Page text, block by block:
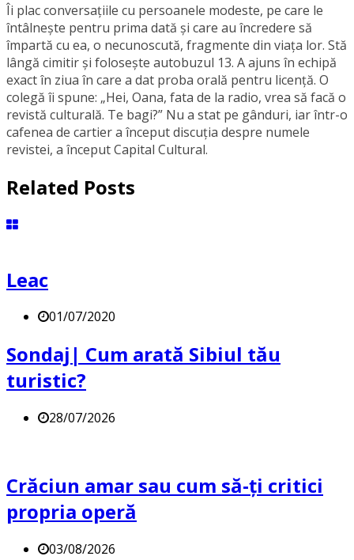
Îi plac conversaţiile cu persoanele modeste, pe care le
întâlneşte pentru prima dată şi care au încredere să
împartă cu ea, o necunoscută, fragmente din viaţa lor. Stă
lângă cimitir și foloseşte autobuzul 13. A ajuns în echipă
exact în ziua în care a dat proba orală pentru licență. O
colegă îi spune: „Hei, Oana, fata de la radio, vrea să facă o
revistă culturală. Te bagi?” Nu a stat pe gânduri, iar într-o
cafenea de cartier a început discuția despre numele
revistei, a început Capital Cultural.
Related Posts
Leac
01/07/2020
Sondaj| Cum arată Sibiul tău
turistic?
28/07/2026
Crăciun amar sau cum să-ți critici
propria operă
03/08/2026